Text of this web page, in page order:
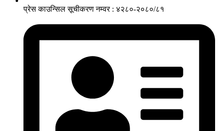
प्रेस काउन्सिल सूचीकरण नम्वर : ४२८०-२०८०/८१